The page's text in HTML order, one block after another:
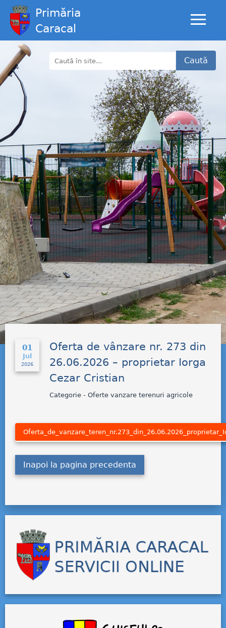
Primăria
Caracal
Caută
01
Jul
2026
Oferta de vânzare nr. 273 din
26.06.2026 – proprietar Iorga
Cezar Cristian
Categorie - Oferte vanzare terenuri agricole
Inapoi la pagina precedenta